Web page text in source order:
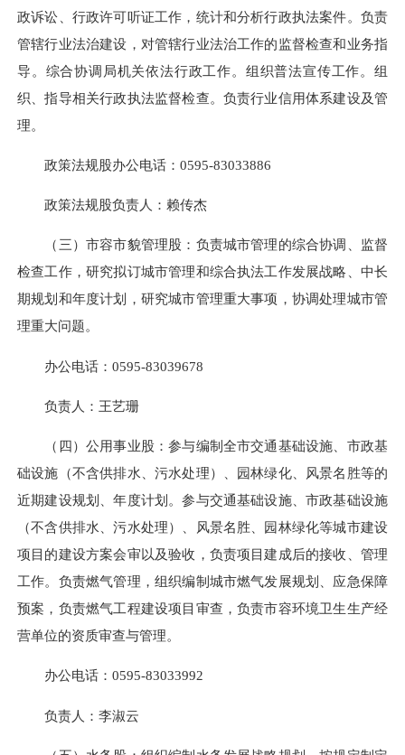
政诉讼、行政许可听证工作，统计和分析行政执法案件。负责
管辖行业法治建设，对管辖行业法治工作的监督检查和业务指
导。综合协调局机关依法行政工作。组织普法宣传工作。组
织、指导相关行政执法监督检查。负责行业信用体系建设及管
理。
政策法规股办公电话： 0595-83033886
政策法规股负责人：赖传杰
（三）市容市貌管理股：负责城市管理的综合协调、监督
检查工作，研究拟订城市管理和综合执法工作发展战略、中长
期规划和年度计划，研究城市管理重大事项，协调处理城市管
理重大问题。
办公电话： 0595-83039678
负责人：王艺珊
（四）公用事业股：参与编制全市交通基础设施、市政基
础设施（不含供排水、污水处理）、园林绿化、风景名胜等的
近期建设规划、年度计划。参与交通基础设施、市政基础设施
（不含供排水、污水处理）、风景名胜、园林绿化等城市建设
项目的建设方案会审以及验收，负责项目建成后的接收、管理
工作。负责燃气管理，组织编制城市燃气发展规划、应急保障
预案，负责燃气工程建设项目审查，负责市容环境卫生生产经
营单位的资质审查与管理。
办公电话： 0595-83033992
负责人：李淑云